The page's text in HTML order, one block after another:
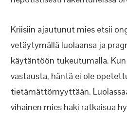
Kriisiin ajautunut mies etsii
vetäytymällä luolaansa ja
käytäntöön tukeutumalla.
vastausta, häntä ei ole
tietämättömyyttään.
vihainen mies haki ratkaisua